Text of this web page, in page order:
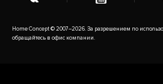
Home Concept © 2007–2026. За разрешением по
обращайтесь в офис компании.